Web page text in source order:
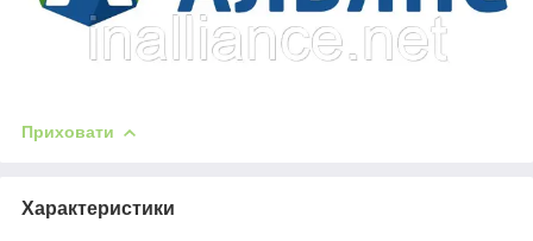
Приховати
Характеристики